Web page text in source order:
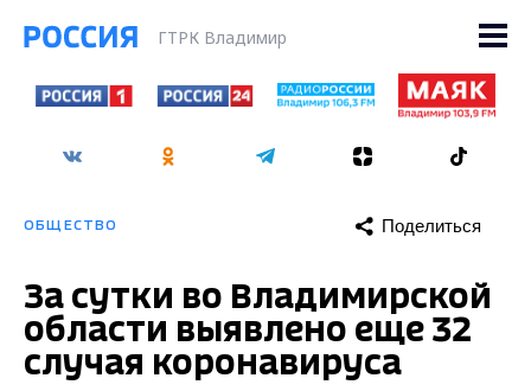
ГТРК Владимир
ОБЩЕСТВО Поделиться
За сутки во Владимирской
области выявлено еще 32
случая коронавируса